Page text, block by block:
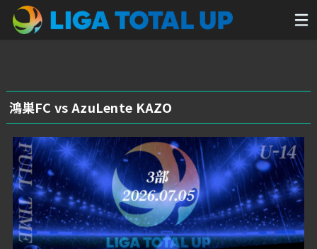
鴻巣FC vs AzuLente KAZO